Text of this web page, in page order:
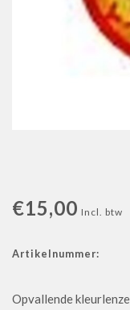
€15,00 Incl. btw
Artikelnummer:
Opvallende